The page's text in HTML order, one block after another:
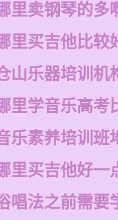
里卖钢琴的多
里买吉他比较
山乐器培训机
里学音乐高考
乐素养培训班
里买吉他好一
唱法之前需要